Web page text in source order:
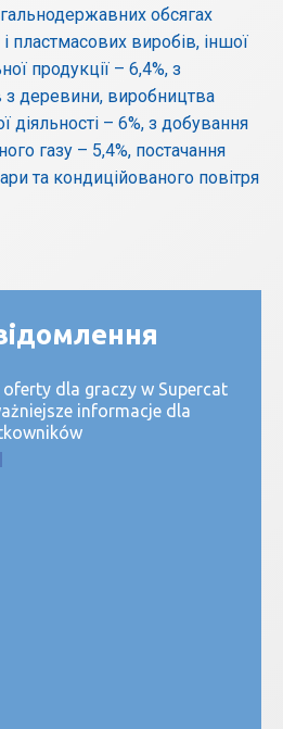
обсягах
пластмасових виробів, іншої
продукції – 6,4%, з
з деревини, виробництва
діяльності – 6%, з добування
газу – 5,4%, постачання
та кондиційованого повітря
oferty dla graczy w Supercat
informacje dla